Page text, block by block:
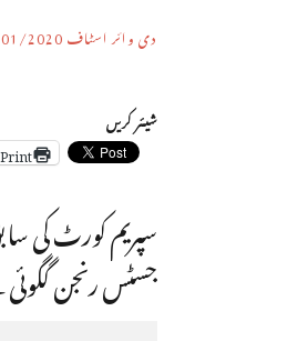
دی وائر اسٹاف2020
شیئر کریں
Print
جسٹس رنجن گگوئی نے اکتوبر 2018 میں ان